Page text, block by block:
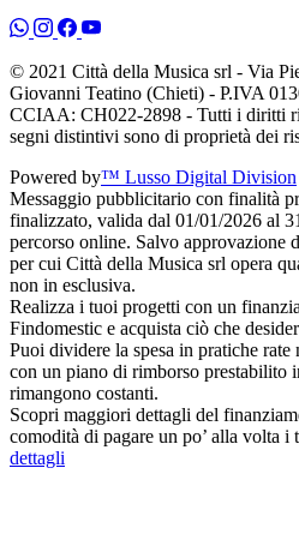
© 2021 Città della Musica srl - Via
Giovanni Teatino (Chieti) - P.IVA
CCIAA: CH022-2898 - Tutti i diritti
segni distintivi sono di proprietà dei
Powered by™ Lusso Digital Division
Messaggio pubblicitario con finalità
finalizzato, valida dal 01/01/2026 al
percorso online. Salvo approvazione
per cui Città della Musica srl opera
non in esclusiva.
Realizza i tuoi progetti con un
Findomestic e acquista ciò che
Puoi dividere la spesa in pratiche
con un piano di rimborso prestabilito
rimangono costanti.
Scopri maggiori dettagli del
comodità di pagare un po’ alla volta i
dettagli